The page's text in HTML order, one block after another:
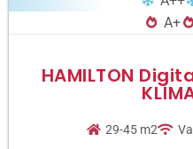
A+
HAMILTON
29-45 m2